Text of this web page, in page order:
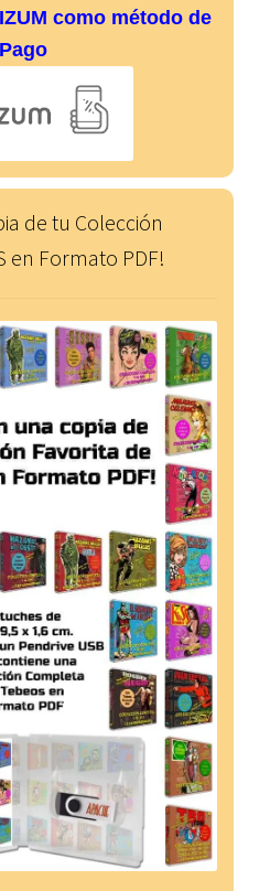
el
como método de
Pago
de tu Colección
en Formato PDF!